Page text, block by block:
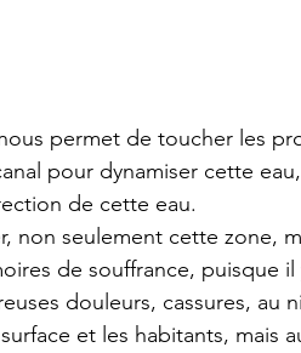
permet de toucher les
pour dynamiser cette
de cette eau.
non seulement cette zone,
de souffrance, puisque
douleurs, cassures, au
et les habitants, mais